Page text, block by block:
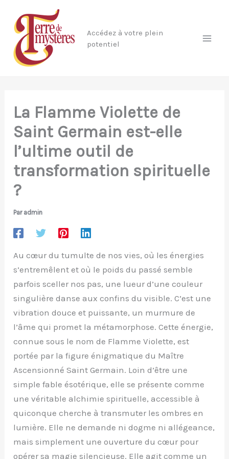
contenu
Accédez à votre plein
potentiel
La Flamme Violette de
Saint Germain est-elle
l’ultime outil de
transformation spirituelle
?
Par admin
Au cœur du tumulte de nos vies, où les énergies
s’entremêlent et où le poids du passé semble
parfois sceller nos pas, une lueur d’une couleur
singulière danse aux confins du visible. C’est une
vibration douce et puissante, un murmure de
l’âme qui promet la métamorphose. Cette énergie,
connue sous le nom de Flamme Violette, est
portée par la figure énigmatique du Maître
Ascensionné Saint Germain. Loin d’être une
simple fable ésotérique, elle se présente comme
une véritable alchimie spirituelle, accessible à
quiconque cherche à transmuter les ombres en
lumière. Elle ne demande ni dogme ni allégeance,
mais simplement une ouverture du cœur pour
opérer sa magie silencieuse. Elle agit comme un